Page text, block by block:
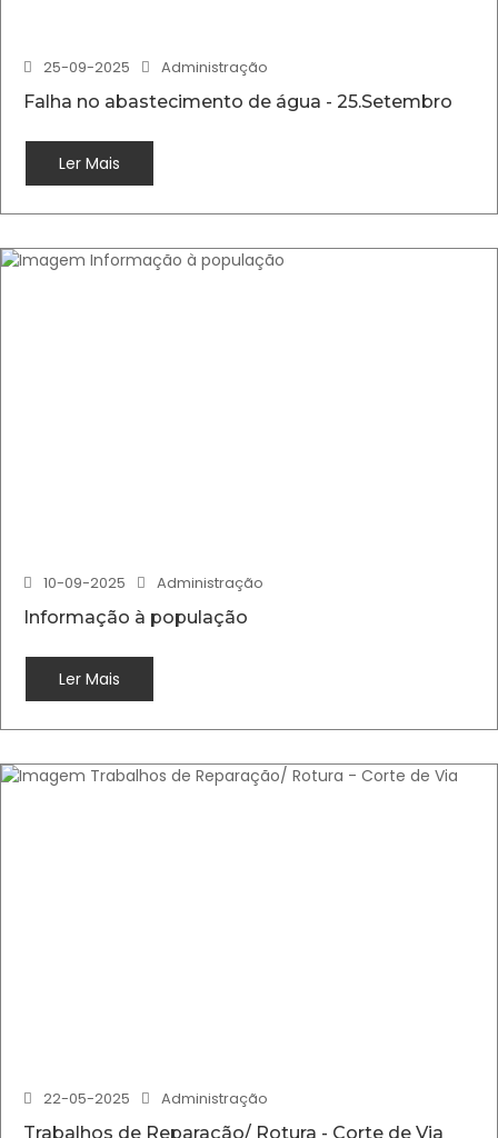
25-09-2025
Administração
Falha no abastecimento de água - 25.Setembro
Ler Mais
10-09-2025
Administração
Informação à população
Ler Mais
22-05-2025
Administração
Trabalhos de Reparação/ Rotura - Corte de Via